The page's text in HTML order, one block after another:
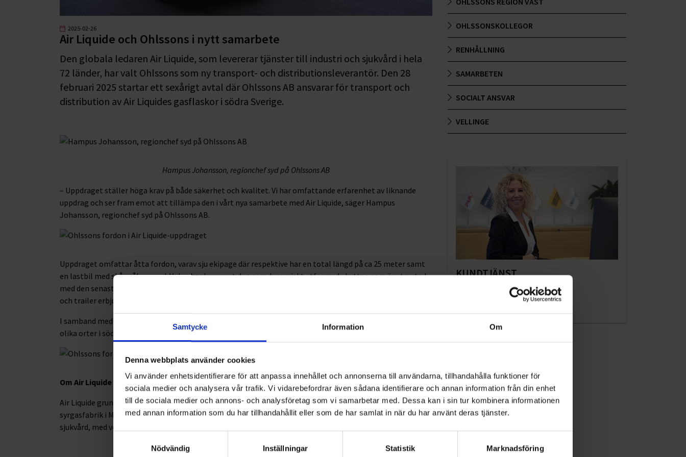
Samtycke Information Om
Denna webbplats använder cookies
Vi använder enhetsidentifierare för att anpassa innehållet och annonserna till användarna, tillhandahålla funktioner för
sociala medier och analysera vår trafik. Vi vidarebefordrar även sådana identifierare och annan information från din enhet
till de sociala medier och annons- och analysföretag som vi samarbetar med. Dessa kan i sin tur kombinera informationen
med annan information som du har tillhandahållit eller som de har samlat in när du har använt deras tjänster.
Nödvändig
Inställningar Statistik Marknadsföring
2025-02-26
Air Liquide och Ohlssons i nytt samarbete
Den globala ledaren Air Liquide, som levererar tjänster till industri och sjukvård i hela
72 länder, har valt Ohlssons som ny transport- och distributionsleverantör. Den 28
februari 2025 startar ett sexårigt avtal där Ohlssons AB ansvarar för transport och
distribution av Air Liquides gasflaskor i södra Sverige.
Hampus Johansson, regionchef syd på Ohlssons AB
– Uppdraget ställer höga krav på både säkerhet och kvalitet. Vi har omfattande erfarenhet av liknande
uppdrag och ser fram emot att tillämpa den i vårt nya samarbete med Air Liquide, säger Hampus
Johansson, regionchef syd på Ohlssons AB.
Uppdraget omfattar åtta fordon, varav sju ekipage där respektive har en total längd på ca 25 meter samt
en lastbil med skåppåbyggnad. Volvo har levererat den aerodynamiskt utformade hytten som är utrustad
med den senaste tekniken för att säkerställa en kvalitativ och säker körupplevelse. Ekeris påbyggnadsskåp
och trailer erbjuder enkel lastning och lossning och är byggda i en fabrik som klassas som klimatneutral.
I samband med uppdraget välkomnar Ohlssons ett tiotal nya medarbetare som kommer att utgå från tre
olika orter i södra Sverige.
Om Air Liquide
Air Liquide grundades i Frankrike 1902 och etablerade sig på den svenska marknaden 1912 med en
syrgasfabrik i Malmö. Idag är Air Liquide världsledande inom gas, teknik och tjänster för industri och
sjukvård, med verksamhet i 72 länder och 67 000 anställda.
OHLSSONSKOLLEGOR
RENHÅLLNING
SAMARBETEN
SOCIALT ANSVAR
VELLINGE
KUNDTJÄNST
010-45 00 200​
info@ohlssons.se